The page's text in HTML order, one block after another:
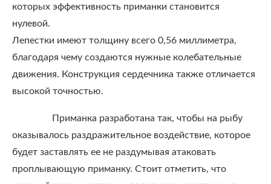
которых эффективность приманки становится
нулевой.
Лепестки имеют толщину всего 0,56 миллиметра,
благодаря чему создаются нужные колебательные
движения. Конструкция сердечника также отличается
высокой точностью.
Приманка разработана так, чтобы на рыбу
оказывалось раздражительное воздействие, которое
будет заставлять ее не раздумывая атаковать
проплывающую приманку. Стоит отметить, что